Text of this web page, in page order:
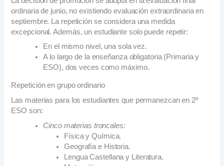
ordinaria de junio, no existiendo evaluación extraordinaria en
septiembre. La repetición se considera una medida
excepcional. Además, un estudiante solo puede repetir:
En el mismo nivel, una sola vez.
A lo largo de la enseñanza obligatoria (Primaria y
ESO), dos veces como máximo.
Repetición en grupo ordinario
Las materias para los estudiantes que permanezcan en 2º
ESO son:
Cinco materias troncales:
Física y Química.
Geografía e Historia.
Lengua Castellana y Literatura.